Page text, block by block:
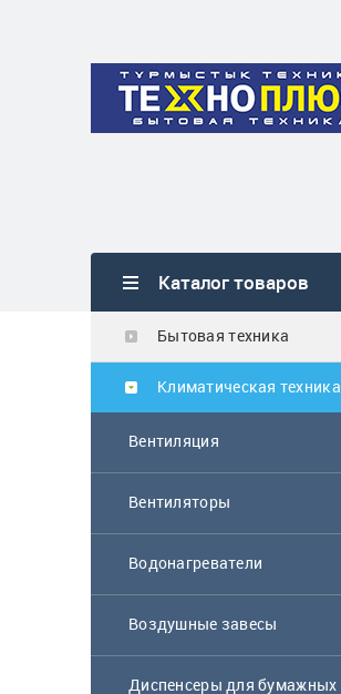
Каталог товаров
Бытовая техника
Климатическая техника
Вентиляция
Вентиляторы
Водонагреватели
Воздушные завесы
Диспенсеры для бумажных